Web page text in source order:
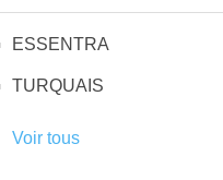
ESSENTRA
TURQUAIS
Voir tous